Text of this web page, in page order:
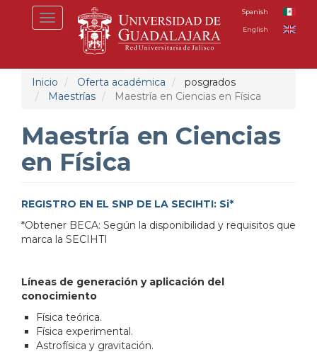
Toggle
navigation
Spanish
English
Inicio Oferta académica
posgrados
Maestrías
Maestría en Ciencias en Física
Maestría en Ciencias
en Física
REGISTRO EN EL SNP DE LA SECIHTI: Si*
*Obtener BECA: Según la disponibilidad y requisitos que
marca la SECIHTI
Líneas de generación y aplicación del
conocimiento
Física teórica.
Física experimental.
Astrofísica y gravitación.